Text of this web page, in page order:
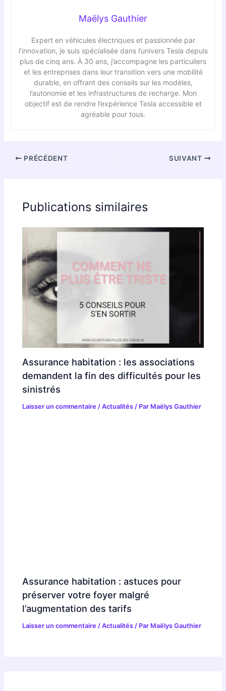
Maëlys Gauthier
Expert en véhicules électriques et passionnée par
l’innovation, je suis spécialisée dans l’univers Tesla depuis
plus de cinq ans. À 30 ans, j’accompagne les particuliers
et les entreprises dans leur transition vers une mobilité
durable, en offrant des conseils sur les modèles,
l’autonomie et les infrastructures de recharge. Mon
objectif est de rendre l’expérience Tesla accessible et
agréable pour tous.
PRÉCÉDENT SUIVANT
Publications similaires
Assurance habitation : les associations
demandent la fin des difficultés pour les
sinistrés
Laisser un commentaire /Actualités / Par Maëlys Gauthier
Assurance habitation : astuces pour
préserver votre foyer malgré
l’augmentation des tarifs
Laisser un commentaire /Actualités / Par Maëlys Gauthier